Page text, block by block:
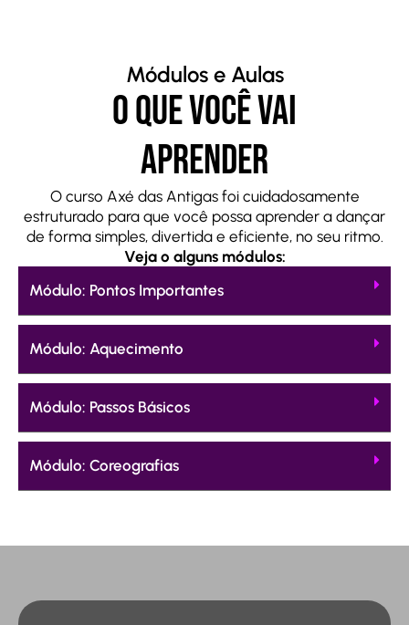
Módulos e Aulas
O Que Você Vai
Aprender
O curso Axé das Antigas foi cuidadosamente
estruturado para que você possa aprender a dançar
de forma simples, divertida e eficiente, no seu ritmo.
Veja o alguns módulos:
Módulo: Pontos Importantes
Módulo: Aquecimento
Módulo: Passos Básicos
Módulo: Coreografias